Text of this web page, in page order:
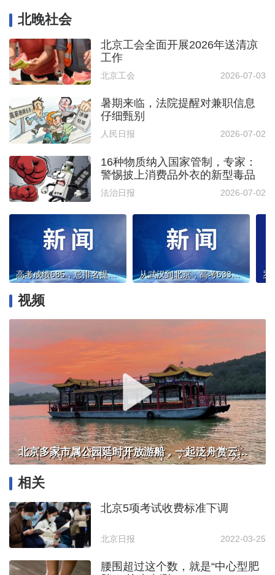
北晚社会
北京工会全面开展2026年送清凉
工作
北京工会 2026-07-03
暑期来临，法院提醒对兼职信息
仔细甄别
人民日报 2026-07-02
16种物质纳入国家管制，专家：
警惕披上消费品外衣的新型毒品
法治日报 2026-07-02
高考成绩685，总排名提升1400多名 复读一年带来什么变化？ 从武汉到北京，高考633分：一个京籍外地生的清醒逆袭
视频
北京多家市属公园延时开放游船，一起泛舟赏云霞！
相关
北京5项考试收费标准下调
北京日报 2022-03-25
腰围超过这个数，就是“中心型肥